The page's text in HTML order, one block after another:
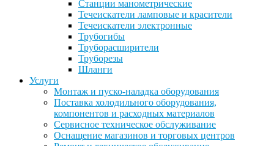
Станции манометрические
Течеискатели ламповые и красители
Течеискатели электронные
Трубогибы
Труборасширители
Труборезы
Шланги
Услуги
Монтаж и пуско-наладка оборудования
Поставка холодильного оборудования,
компонентов и расходных материалов
Сервисное техническое обслуживание
Оснащение магазинов и торговых центров